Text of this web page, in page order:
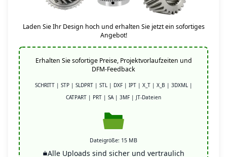
Laden Sie Ihr Design hoch und erhalten Sie jetzt ein sofortiges
Angebot!
Erhalten Sie sofortige Preise, Projektvorlaufzeiten und
DFM-Feedback
SCHRITT | STP | SLDPRT | STL | DXF | IPT | X_T | X_B | 3DXML |
CATPART | PRT | SA | 3MF | JT-Dateien
Dateigröße: 15 MB
Alle Uploads sind sicher und vertraulich